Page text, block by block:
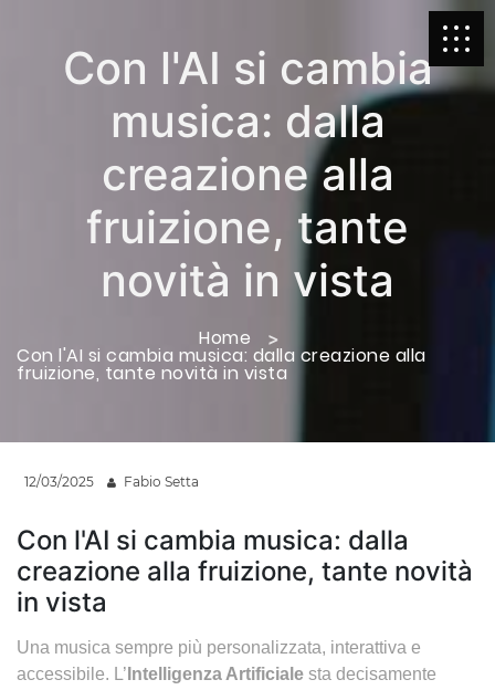
Con l'AI si cambia
musica: dalla
creazione alla
fruizione, tante
novità in vista
Home
Con l'AI si cambia musica: dalla creazione alla
fruizione, tante novità in vista
12/03/2025 Fabio Setta
Con l'AI si cambia musica: dalla
creazione alla fruizione, tante novità
in vista
Una musica sempre più personalizzata, interattiva e
accessibile. L’ Intelligenza Artificiale sta decisamente